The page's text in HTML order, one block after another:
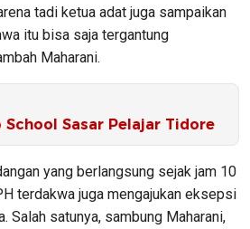
tadi ketua adat juga sampaikan
itu bisa saja tergantung
Maharani.
Sasar Pelajar Tidore
yang berlangsung sejak jam 10
terdakwa juga mengajukan eksepsi
Salah satunya, sambung Maharani,